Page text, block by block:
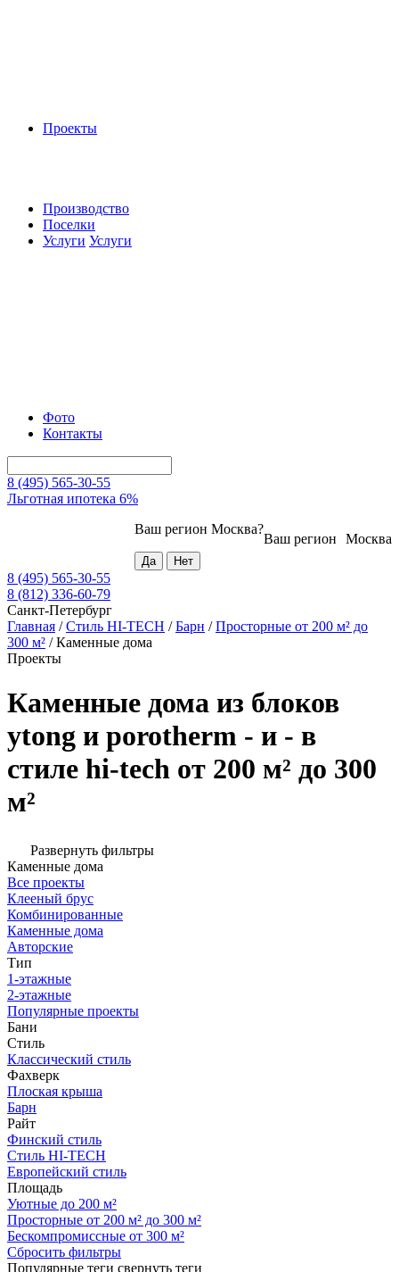
Проекты
Производство
Поселки
Услуги Услуги
Фото
Контакты
8 (495) 565-30-55
Льготная ипотека 6%
Москва
Ваш регион
Ваш регион Москва?
8 (495) 565-30-55
8 (812) 336-60-79
Санкт-Петербург
Главная /Стиль HI-TECH /Барн /Просторные от 200 м² до
300 м² /Каменные дома
Проекты
Каменные дома из блоков
ytong и porotherm - и - в
стиле hi-tech от 200 м² до 300
м²
Развернуть фильтры
Каменные дома
Все проекты
Клееный брус
Комбинированные
Каменные дома
Авторские
Тип
1-этажные
2-этажные
Популярные проекты
Бани
Стиль
Классический стиль
Фахверк
Плоская крыша
Барн
Райт
Финский стиль
Стиль HI-TECH
Европейский стиль
Площадь
Уютные до 200 м²
Просторные от 200 м² до 300 м²
Бескомпромиссные от 300 м²
Сбросить фильтры
Популярные теги свернуть теги